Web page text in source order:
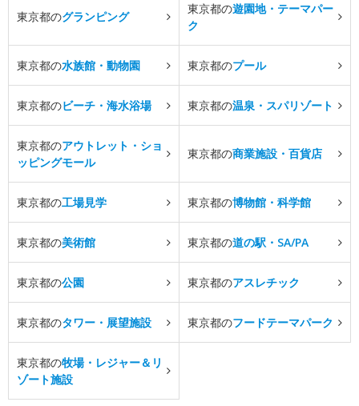
東京都のグランピング
東京都の遊園地・テーマパー
ク
東京都の水族館・動物園 東京都のプール
東京都のビーチ・海水浴場 東京都の温泉・スパリゾート
東京都のアウトレット・ショ
ッピングモール
東京都の商業施設・百貨店
東京都の工場見学 東京都の博物館・科学館
東京都の美術館 東京都の道の駅・SA/PA
東京都の公園 東京都のアスレチック
東京都のタワー・展望施設 東京都のフードテーマパーク
東京都の牧場・レジャー＆リ
ゾート施設